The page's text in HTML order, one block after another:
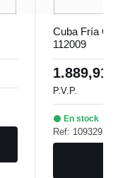
Cuba Fría
112009
1.889,91€
P.V.P.
En stock
Ref: 109329